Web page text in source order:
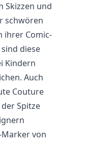
Skizzen und
schwören
ihrer Comic-
diese
Kindern
Auch
Couture
Spitze
von